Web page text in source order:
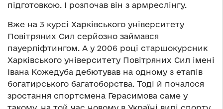
підготовкою. І розпочав він з армреслінгу.
Вже на 3 курсі Харківського університету
Повітряних Сил серйозно займався
пауерліфтингом. А у 2006 році старшокурсник
Харківського університету Повітряних Сил імені
Івана Кожедуба дебютував на одному з етапів
богатирського багатоборства. Тоді й почалося
зростання спортсмена Герасимова саме у